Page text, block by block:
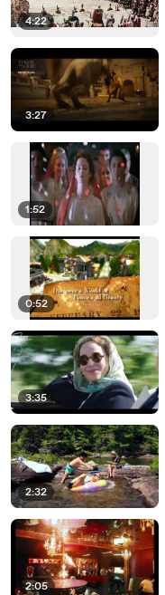
4:22
3:27
1:52
0:52
3:35
2:32
2:05